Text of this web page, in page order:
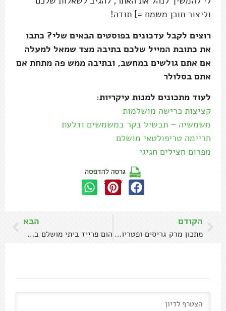
וליצור תוכן משמח =] תודה!
רוצים לקבל עדכונים בפוסטים הבאים שלי? כתבו
את כתובת המייל שלכם בתיבה מצד שמאל למעלה
אם אתם גולשים במחשב, ובתיבה ממש פה מתחת אם
אתם בסלולר
לעוד מתכונים למנות עיקריות:
קציצות כרישה מושלמות
משמשיה – תבשיל בקר במשמשים ודלעת
חריימה טריפולטאי מושלם
מפרום חצילים חגיגי
שתפו:
הקודם
מתכון מרק גריסים ופטריות חורפי
הבא
הום פרייז ביתי מושלם בתנור